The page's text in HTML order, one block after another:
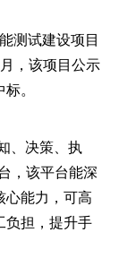
测试建设项目
，该项目公示
。
、决策、执
，该平台能深
心能力，可高
负担，提升手